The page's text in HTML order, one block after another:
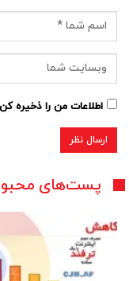
اطلاعات من را ذخیره
پست‌های